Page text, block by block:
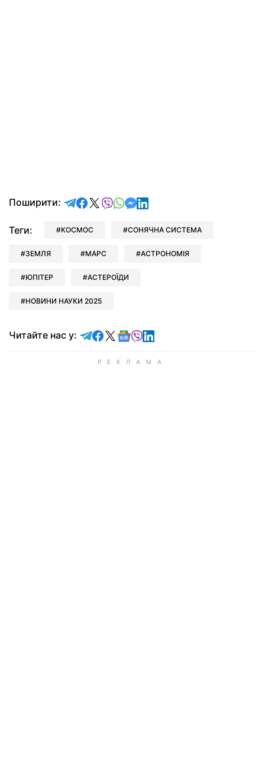
Поширити: відправити у Telegram
поділитись у Facebook
поділитись у X
відправити у Viber
відправити у Whatsapp
відправити у Messenger
відправити у LinkedIn
Теги: КОСМОС СОНЯЧНА СИСТЕМА
ЗЕМЛЯ МАРС АСТРОНОМІЯ
ЮПІТЕР АСТЕРОЇДИ
НОВИНИ НАУКИ 2025
Читайте нас у: Читайте у Telegram
Читайте у Facebook
Читайте у X
Читайте у Google news
Читайте у Viber
Читайте у LinkedIn